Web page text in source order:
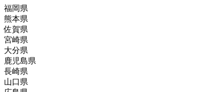
福岡県
朝倉郡、朝倉市、飯塚市、糸島市、うきは市、大川
市、大野城市、大牟田市、小郡市、遠賀郡、春日市、
糟屋郡、嘉穂郡、嘉麻市、北九州市、鞍手郡、久留米
市、古賀市、田川郡、田川市、太宰府市、筑後市、筑
紫野市、築上郡、那珂川市、中間市、直方市、福岡
市、福津市、豊前市、三井郡、三潴郡、京都郡、みや
ま市、宮若市、宗像市、柳川市、八女郡、八女市、行
熊本県
葦北郡、阿蘇郡、阿蘇市、天草郡、天草市、荒尾市、
宇城市、宇土市、上天草市、上益城郡、菊池郡、菊池
市、球磨郡、熊本市、合志郡、下益城郡、玉名郡、玉
名市、人吉市、水俣市、八代郡、八代市、山鹿市
佐賀県
伊万里市、嬉野市、小城市、鹿島市、唐津市、神埼
郡、神埼市、杵島郡、佐賀市、多久市、武雄市、鳥栖
市、西松浦郡、東松浦郡、藤津郡、三養基郡
宮崎県
えびの市、北諸県郡、串間市、小林市、児湯郡、西都
市、西臼杵郡、西諸県郡、日南市、延岡市、東臼杵
郡、東諸県郡、日向市、南那珂郡、都城市、宮崎郡、
宮崎市
大分県
宇佐市、臼杵市、大分市、杵築市、玖珠郡、国東市、
佐伯市、竹田市、津久見市、中津市、速見郡、日田
市、豊後大野市、豊後高田市、別府市、由布市
鹿児島県
姶良郡、姶良市、阿久根市、伊佐郡、伊佐市、出水
郡、出水市、いちき串木野市、指宿郡、指宿市、大口
長崎県
諫早市、雲仙市、大村市、北松浦郡、五島市、西海
山口県